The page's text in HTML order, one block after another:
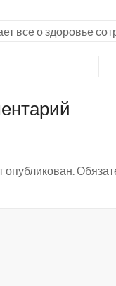
все о здоровье
опубликован.